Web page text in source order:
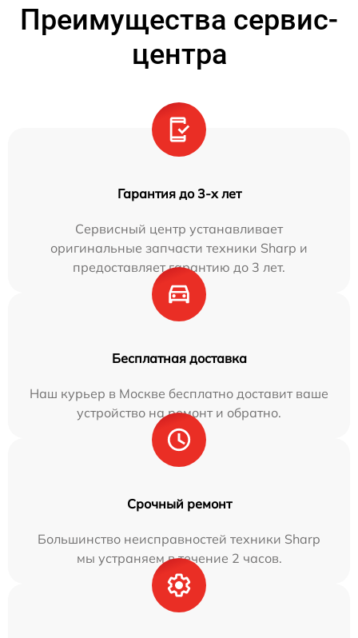
Преимущества сервис-
центра
Гарантия до 3-х лет
Сервисный центр устанавливает
оригинальные запчасти техники Sharp и
предоставляет гарантию до 3 лет.
Бесплатная доставка
Наш курьер в Москве бесплатно доставит ваше
устройство на ремонт и обратно.
Срочный ремонт
Большинство неисправностей техники Sharp
мы устраняем в течение 2 часов.